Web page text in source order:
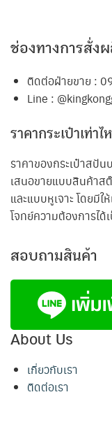
ช่องทางการสั่งผ
ติดต่อฝ่ายขาย :
Line :
ราคากระเป๋าเท่าไ
ราคาของกระเป๋าสปัน
เสนอขายแบบสินค้าส
และแบบหูเจาะ โดยมี
โจทย์ความต้องการได้
สอบถามสินค้า
About Us
เกี่ยวกับเรา
ติดต่อเรา